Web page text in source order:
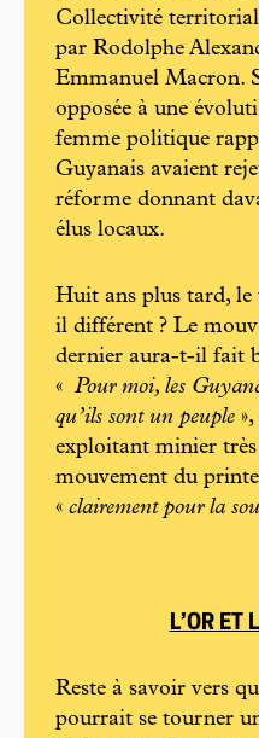
Collectivité
par Rodolphe
Emmanuel Macron.
opposée à une
femme politique
Guyanais avaient
réforme donnant
élus locaux.
Huit ans plus tard, le
il différent ? Le
dernier aura-t-il fait
« Pour moi, les
qu’ils sont un peuple
exploitant minier
mouvement du
« clairement pour la
L’OR ET
Reste à savoir vers
pourrait se tourner